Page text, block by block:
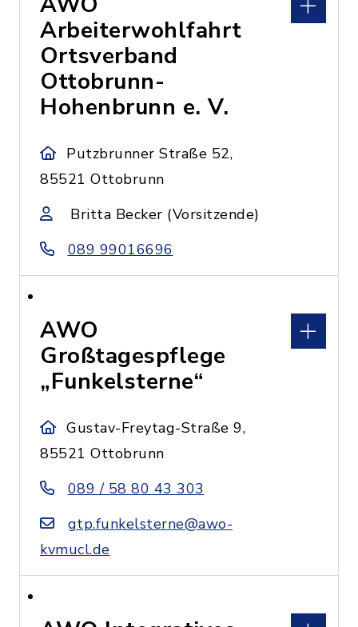
Arbeiterwohlfahrt
Ortsverband
Ottobrunn-
Hohenbrunn e. V.
Putzbrunner Straße 52,
85521 Ottobrunn
Britta Becker (Vorsitzende)
089 99016696
AWO
Großtagespflege
„Funkelsterne“
Gustav-Freytag-Straße 9,
85521 Ottobrunn
089 / 58 80 43 303
gtp.funkelsterne@awo-
kvmucl.de